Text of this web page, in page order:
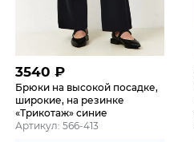
3540 ₽
Брюки на высокой посадке,
широкие, на резинке
«Трикотаж» синие
Артикул: 566-413